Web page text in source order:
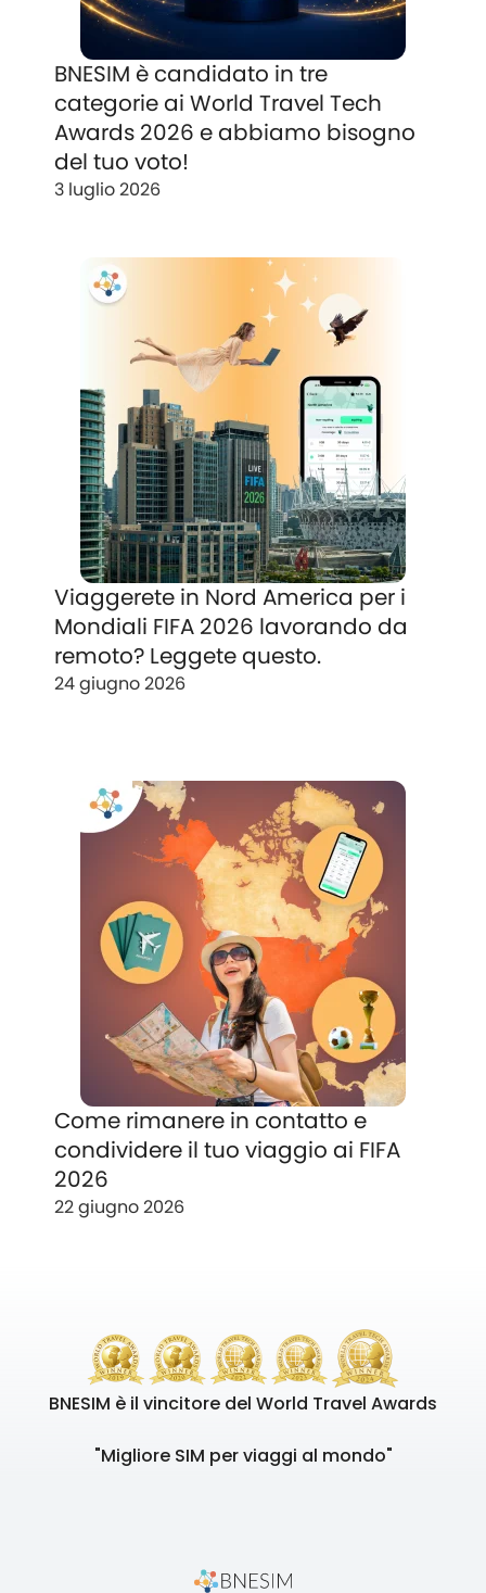
BNESIM è candidato in tre
categorie ai World Travel Tech
Awards 2026 e abbiamo bisogno
del tuo voto!
3 luglio 2026
Viaggerete in Nord America per i
Mondiali FIFA 2026 lavorando da
remoto? Leggete questo.
24 giugno 2026
Come rimanere in contatto e
condividere il tuo viaggio ai FIFA
2026
22 giugno 2026
BNESIM è il vincitore del World Travel Awards
"Migliore SIM per viaggi al mondo"